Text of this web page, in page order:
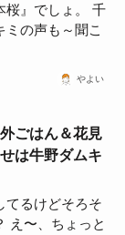
桜』でしょ。 千
の声も～聞こ
やよい
ごはん＆花見
は牛野ダムキ
てるけどそろそ
え〜、ちょっと